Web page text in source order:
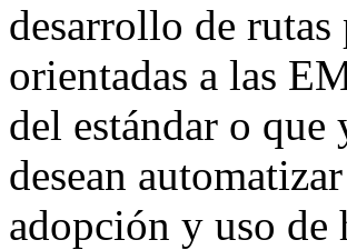
desarrollo de rutas
orientadas a las
del estándar o que
desean
adopción y uso de